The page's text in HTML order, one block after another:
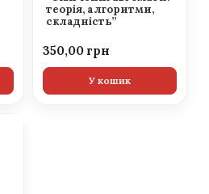
теорія, алгоритми,
складність”
350,00
У кошик